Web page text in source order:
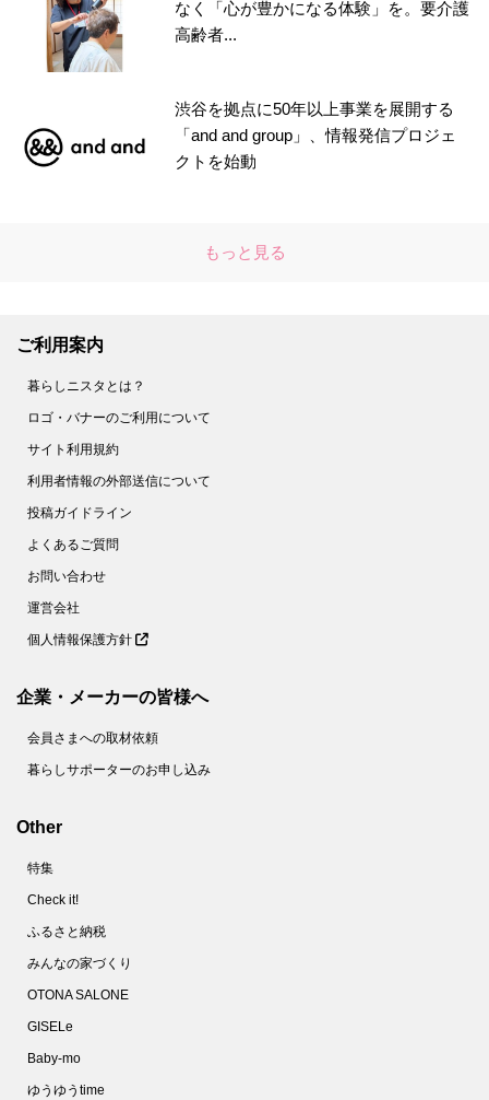
なく「心が豊かになる体験」を。要介護
高齢者...
渋谷を拠点に50年以上事業を展開する
「and and group」、情報発信プロジェ
クトを始動
もっと見る
ご利用案内
暮らしニスタとは？
ロゴ・バナーのご利用について
サイト利用規約
利用者情報の外部送信について
投稿ガイドライン
よくあるご質問
お問い合わせ
運営会社
個人情報保護方針
企業・メーカーの皆様へ
会員さまへの取材依頼
暮らしサポーターのお申し込み
Other
特集
Check it!
ふるさと納税
みんなの家づくり
OTONA SALONE
GISELe
Baby-mo
ゆうゆうtime